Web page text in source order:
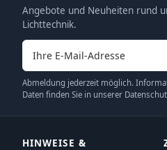
Angebote und Neuheiten rund
Lichttechnik.
E-Mail-Adresse
Abmeldung jederzeit möglich.
Daten finden Sie in unserer
HINWEISE &